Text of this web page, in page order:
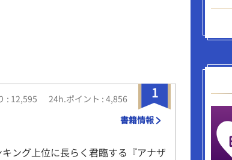
1
: 12,595 24h.ポイント : 4,856
書籍情報
キング上位に長らく君臨する『アナザ